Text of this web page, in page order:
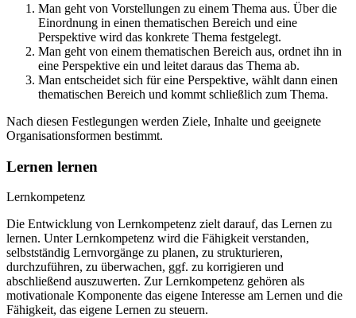
Man geht von Vorstellungen zu einem Thema aus. Über die
Einordnung in einen thematischen Bereich und eine
Perspektive wird das konkrete Thema festgelegt.
Man geht von einem thematischen Bereich aus, ordnet ihn in
eine Perspektive ein und leitet daraus das Thema ab.
Man entscheidet sich für eine Perspektive, wählt dann einen
thematischen Bereich und kommt schließlich zum Thema.
Nach diesen Festlegungen werden Ziele, Inhalte und geeignete
Organisationsformen bestimmt.
Lernen lernen
Lernkompetenz
Die Entwicklung von Lernkompetenz zielt darauf, das Lernen zu
lernen. Unter Lernkompetenz wird die Fähigkeit verstanden,
selbstständig Lernvorgänge zu planen, zu strukturieren,
durchzuführen, zu überwachen, ggf. zu korrigieren und
abschließend auszuwerten. Zur Lernkompetenz gehören als
motivationale Komponente das eigene Interesse am Lernen und die
Fähigkeit, das eigene Lernen zu steuern.